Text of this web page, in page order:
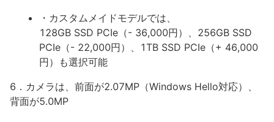
・カスタムメイドモデルでは、
128GB SSD PCIe（- 36,000円）、256GB SSD
PCIe（- 22,000円）、1TB SSD PCIe（+ 46,000
円）も選択可能
6．カメラは、前面が2.07MP（Windows Hello対応）、
背面が5.0MP